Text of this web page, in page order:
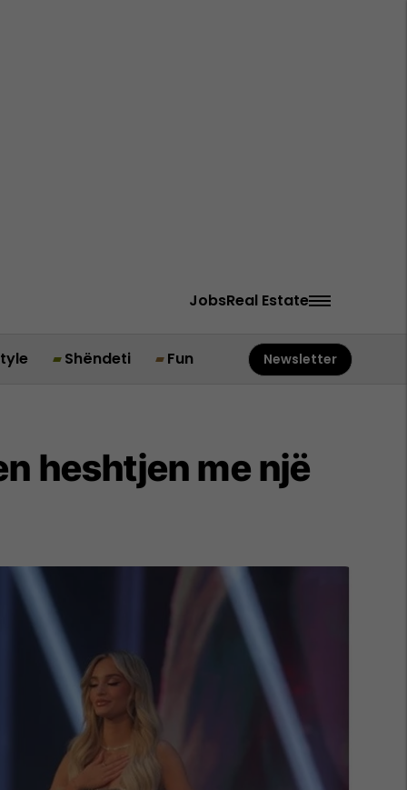
JobsReal Estate
Shëndeti Fun Newsletter
heshtjen me një